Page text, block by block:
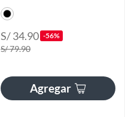
S/ 34.90 -56%
S/ 79.90
Agregar